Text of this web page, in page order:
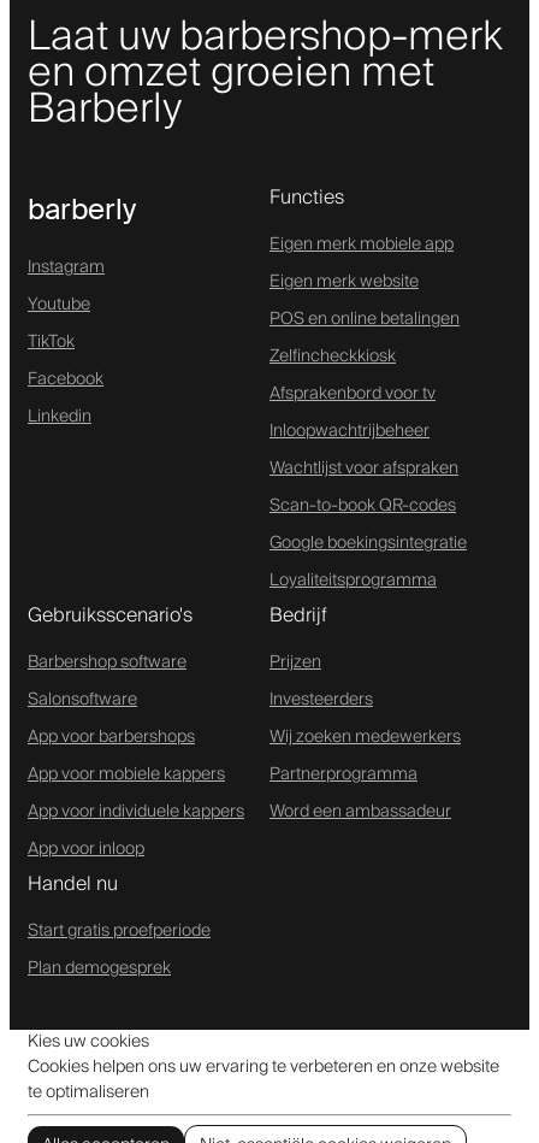
Laat uw barbershop-merk
en omzet groeien met
Barberly
barberly
Instagram
Youtube
TikTok
Facebook
Linkedin
Functies
Eigen merk mobiele app
Eigen merk website
POS en online betalingen
Zelfincheckkiosk
Afsprakenbord voor tv
Inloopwachtrijbeheer
Wachtlijst voor afspraken
Scan-to-book QR-codes
Google boekingsintegratie
Loyaliteitsprogramma
Gebruiksscenario's
Barbershop software
Salonsoftware
App voor barbershops
App voor mobiele kappers
App voor individuele kappers
App voor inloop
Bedrijf
Prijzen
Investeerders
Wij zoeken medewerkers
Partnerprogramma
Word een ambassadeur
Handel nu
Start gratis proefperiode
Plan demogesprek
Kies uw cookies
Cookies helpen ons uw ervaring te verbeteren en onze website
te optimaliseren